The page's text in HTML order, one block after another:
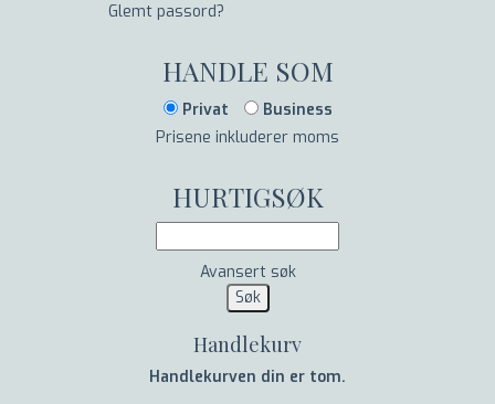
Glemt passord?
HANDLE SOM
Privat
Business
Prisene inkluderer moms
HURTIGSØK
Avansert søk
Handlekurv
Handlekurven din er tom.